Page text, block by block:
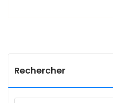
Rechercher